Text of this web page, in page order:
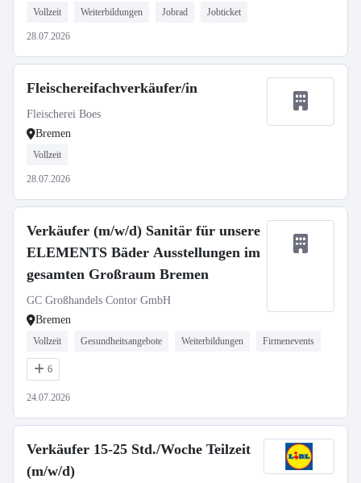
Vollzeit Weiterbildungen Jobrad Jobticket
28.07.2026
Fleischereifachverkäufer/in
Fleischerei Boes
Bremen
Vollzeit
28.07.2026
Verkäufer (m/w/d) Sanitär für unsere
ELEMENTS Bäder Ausstellungen im
gesamten Großraum Bremen
GC Großhandels Contor GmbH
Bremen
Vollzeit Gesundheitsangebote Weiterbildungen Firmenevents
6
24.07.2026
Verkäufer 15-25 Std./Woche Teilzeit
(m/w/d)